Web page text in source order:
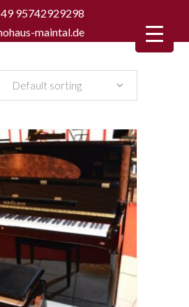
95742929298
maintal.de
Default sorting